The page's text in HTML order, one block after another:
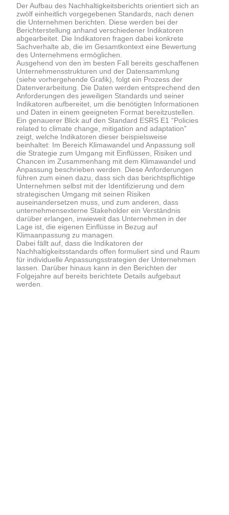
Der Aufbau des Nachhaltigkeitsberichts orientiert sich an
zwölf einheitlich vorgegebenen Standards, nach denen
die Unternehmen berichten. Diese werden bei der
Berichterstellung anhand verschiedener Indikatoren
abgearbeitet. Die Indikatoren fragen dabei konkrete
Sachverhalte ab, die im Gesamtkontext eine Bewertung
des Unternehmens ermöglichen.
Ausgehend von den im besten Fall bereits geschaffenen
Unternehmensstrukturen und der Datensammlung
(siehe vorhergehende Grafik), folgt ein Prozess der
Datenverarbeitung. Die Daten werden entsprechend den
Anforderungen des jeweiligen Standards und seiner
Indikatoren aufbereitet, um die benötigten Informationen
und Daten in einem geeigneten Format bereitzustellen.
Ein genauerer Blick auf den Standard ESRS E1 “Policies
related to climate change, mitigation and adaptation”
zeigt, welche Indikatoren dieser beispielsweise
beinhaltet: Im Bereich Klimawandel und Anpassung soll
die Strategie zum Umgang mit Einflüssen, Risiken und
Chancen im Zusammenhang mit dem Klimawandel und
Anpassung beschrieben werden. Diese Anforderungen
führen zum einen dazu, dass sich das berichtspflichtige
Unternehmen selbst mit der Identifizierung und dem
strategischen Umgang mit seinen Risiken
auseinandersetzen muss, und zum anderen, dass
unternehmensexterne Stakeholder ein Verständnis
darüber erlangen, inwieweit das Unternehmen in der
Lage ist, die eigenen Einflüsse in Bezug auf
Klimaanpassung zu managen.
Dabei fällt auf, dass die Indikatoren der
Nachhaltigkeitsstandards offen formuliert sind und Raum
für individuelle Anpassungsstrategien der Unternehmen
lassen. Darüber hinaus kann in den Berichten der
Folgejahre auf bereits berichtete Details aufgebaut
werden.